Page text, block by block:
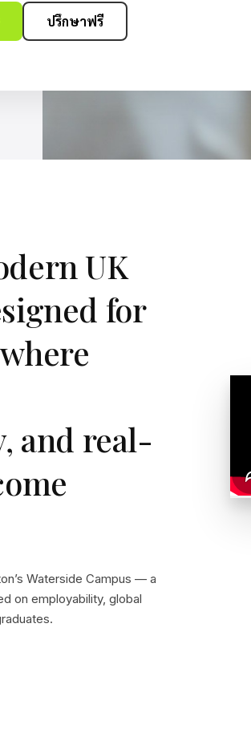
ปรึกษาฟรี
UK
for
and real-
Waterside Campus — a
on employability, global